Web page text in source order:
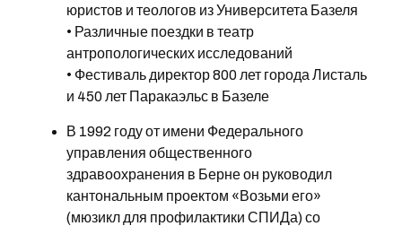
юристов и теологов из Университета Базеля
• Различные поездки в театр
антропологических исследований
• Фестиваль директор 800 лет города Листаль
и 450 лет Паракаэльс в Базеле
В 1992 году от имени Федерального
управления общественного
здравоохранения в Берне он руководил
кантональным проектом «Возьми его»
(мюзикл для профилактики СПИДа) со